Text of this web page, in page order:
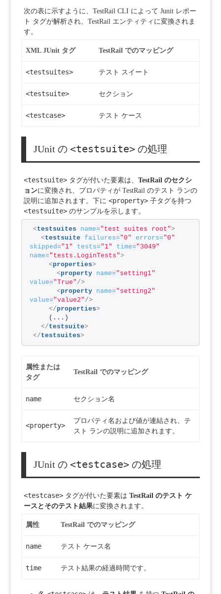
次の表に示すように、TestRail CLI によって Junit レポー
ト タグが解析され、TestRail エンティティに変換されま
す。
XML JUnit タグ TestRail でのマッピング
<testsuites> テスト スイート
<testsuite> セクション
<testcase> テスト ケース
JUnit の <testsuite> の処理
<testsuite>タグが付いた要素は、 TestRail のセクシ
ョンに変換され、プロパティが TestRail のテスト ランの
説明に追加されます。下に <property>子タグを持つ
<testsuite>のサンプルを示します。
<testsuites name="test suites root">
<testsuite failures="0" errors="0"
skipped="1" tests="1" time="3049"
name="tests.LoginTests">
<properties>
<property name="setting1"
value="True" />
<property name="setting2"
value="value2" />
</properties>
    (...)
</testsuite>
</testsuites>
属性または
タグ
TestRail でのマッピング
name セクション名
<property>
プロパティ名および値が連結され、テ
スト ランの説明に追加されます。
JUnit の <testcase> の処理
<testcase>タグが付いた要素は TestRail のテスト ケ
ースとそのテスト結果に変換されます。
属性 TestRail でのマッピング
name テスト ケース名
time テスト結果の経過時間です。